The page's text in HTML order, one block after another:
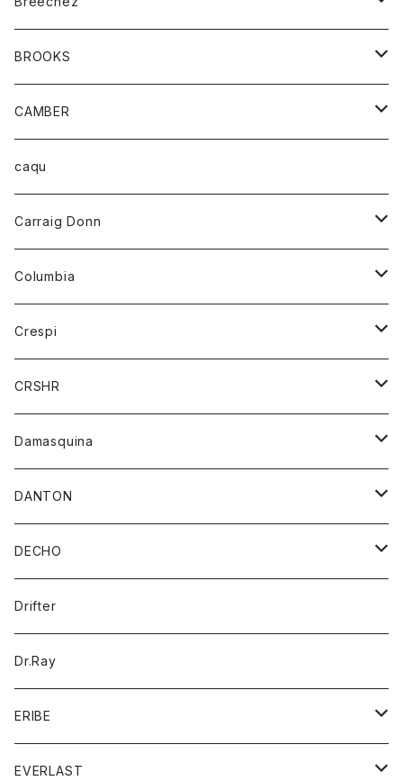
アンダーウェアー
カードホルダー
チーフ
バンダナ
トップス
カーディガン
トレーナー
パーカー
ボトム
オーバーオール
ショートパンツ
レディース
オーバーオール
カーディガン
Tシャツ
パーカー
シャツ
BROOKS
グッズ
靴
CAMBER
トップス
ハーフスリーブTシャツ
caqu
Carraig Donn
ニット
Columbia
アウター
ジャケット
Crespi
ジャケット
ワンピース
ブラウス
CRSHR
キャップ
Damasquina
ウォレット
カードケース
バッグ
DANTON
アウター
コート
ジャケット
アクセサリー
バッグ
キッズ
シャツ
Tシャツ
グッズ
帽子
トップス
DECHO
帽子
Drifter
Dr.Ray
ERIBE
ニット
EVERLAST